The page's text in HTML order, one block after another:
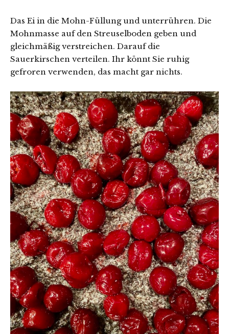
Das Ei in die Mohn-Füllung und unterrühren. Die
Mohnmasse auf den Streuselboden geben und
gleichmäßig verstreichen. Darauf die
Sauerkirschen verteilen. Ihr könnt Sie ruhig
gefroren verwenden, das macht gar nichts.